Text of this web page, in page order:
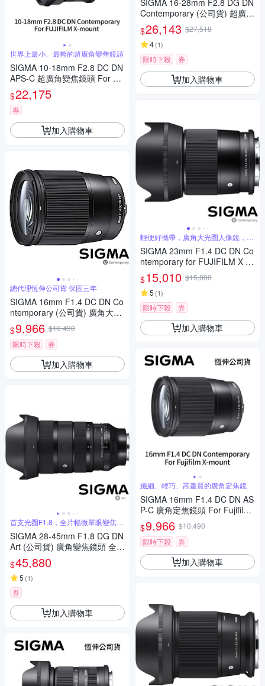
世界上最小、最輕的超廣角變焦鏡頭
SIGMA 10-18mm F2.8 DC DN
APS-C 超廣角變焦鏡頭 For Fuj
ifilm X-mount (公司貨)
$22,175
券
加入購物車
總代理恆伸公司貨 保固三年
SIGMA 16mm F1.4 DC DN Co
ntemporary (公司貨) 廣角大光
圈定焦鏡 人像鏡 APS-C 無反微
單眼專用鏡頭
$9,966 $10,490
限時下殺
券
加入購物車
首支光圈F1.8，全片幅微單眼變焦鏡
頭
SIGMA 28-45mm F1.8 DG DN
Art (公司貨) 廣角變焦鏡頭 全片
幅無反微單眼鏡頭 旅遊鏡
$45,880
5 (1)
券
加入購物車
SIGMA 16-28mm F2.8 DG DN
Contemporary (公司貨) 超廣角
大光圈變焦鏡 全片幅微單眼鏡
頭
$26,143 $27,518
4(1)
限時下殺 券
加入購物車
輕便好攜帶，廣角大光圈人像鏡，美
麗淺景深
SIGMA 23mm F1.4 DC DN Co
ntemporary for FUJIFILM X 富
士接環 (公司貨) 廣角大光圈定
焦鏡 人像鏡 APS-C 無反微單眼
專用鏡頭
$15,010 $15,800
5 (1)
限時下殺 券
加入購物車
纖細、輕巧、高畫質的廣角定焦鏡
SIGMA 16mm F1.4 DC DN AS
P-C 廣角定焦鏡頭 For Fujifilm
X-mount (公司貨)
$9,966 $10,490
限時下殺
券
加入購物車